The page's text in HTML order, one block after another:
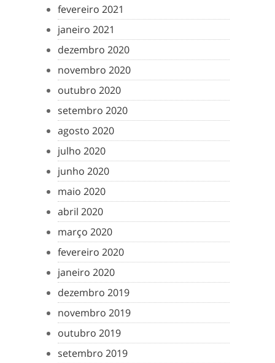
fevereiro 2021
janeiro 2021
dezembro 2020
novembro 2020
outubro 2020
setembro 2020
agosto 2020
julho 2020
junho 2020
maio 2020
abril 2020
março 2020
fevereiro 2020
janeiro 2020
dezembro 2019
novembro 2019
outubro 2019
setembro 2019